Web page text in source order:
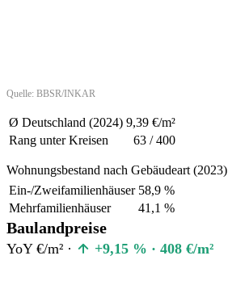
Quelle: BBSR/INKAR
Ø Deutschland (2024) 9,39 €/m²
Rang unter Kreisen
63 / 400
Wohnungsbestand nach Gebäudeart (2023)
Ein-/Zweifamilienhäuser 58,9 %
Mehrfamilienhäuser
41,1 %
Baulandpreise
YoY €/m² · +9,15 % · 408 €/m²